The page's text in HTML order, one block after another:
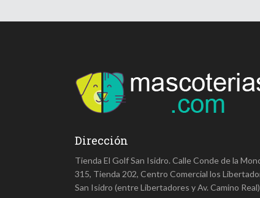
Dirección
Tienda El Golf San Isidro. Calle Conde de la
315, Tienda 202, Centro Comercial los
San Isidro (entre Libertadores y Av. Camino